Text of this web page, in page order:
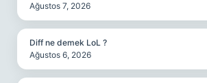
Ağustos 7, 2026
Diff ne demek LoL ?
Ağustos 6, 2026